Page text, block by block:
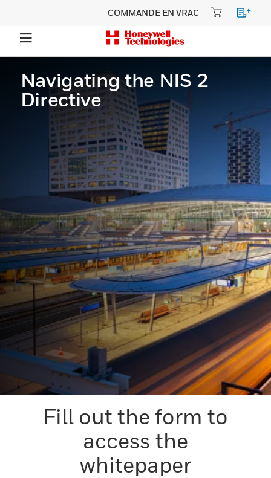
COMMANDE EN VRAC
Navigating the NIS 2
Directive
Fill out the form to
access the
whitepaper